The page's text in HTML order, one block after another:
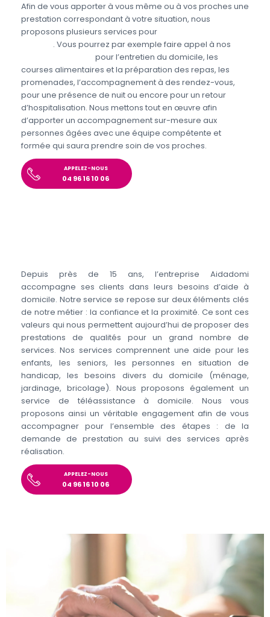
Afin de vous apporter à vous même ou à vos proches une
prestation correspondant à votre situation, nous
proposons plusieurs services pour
. Vous pourrez par exemple faire appel à nos
pour l’entretien du domicile, les
courses alimentaires et la préparation des repas, les
promenades, l’accompagnement à des rendez-vous,
pour une présence de nuit ou encore pour un retour
d’hospitalisation. Nous mettons tout en œuvre afin
d’apporter un accompagnement sur-mesure aux
personnes âgées avec une équipe compétente et
formée qui saura prendre soin de vos proches.
APPELEZ-NOUS
04 96 16 10 06
Depuis près de 15 ans, l’entreprise Aidadomi
accompagne ses clients dans leurs besoins d’aide à
domicile. Notre service se repose sur deux éléments clés
de notre métier : la confiance et la proximité. Ce sont ces
valeurs qui nous permettent aujourd’hui de proposer des
prestations de qualités pour un grand nombre de
services. Nos services comprennent une aide pour les
enfants, les seniors, les personnes en situation de
handicap, les besoins divers du domicile (ménage,
jardinage, bricolage). Nous proposons également un
service de téléassistance à domicile. Nous vous
proposons ainsi un véritable engagement afin de vous
accompagner pour l’ensemble des étapes : de la
demande de prestation au suivi des services après
réalisation.
APPELEZ-NOUS
04 96 16 10 06